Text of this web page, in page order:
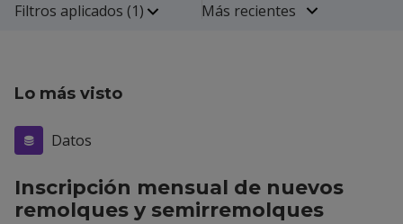
Filtros aplicados (1)
Lo más visto
Datos
Inscripción mensual de nuevos
remolques y semirremolques